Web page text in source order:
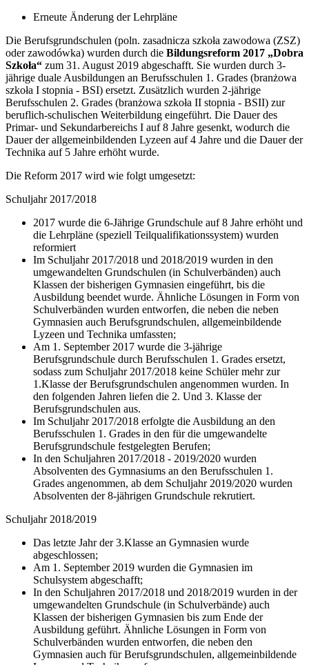
Erneute Änderung der Lehrpläne
Die Berufsgrundschulen (poln. zasadnicza szkoła zawodowa (ZSZ)
oder zawodówka) wurden durch die Bildungsreform 2017 „Dobra
Szkoła“ zum 31. August 2019 abgeschafft. Sie wurden durch 3-
jährige duale Ausbildungen an Berufsschulen 1. Grades (branżowa
szkoła I stopnia - BSI) ersetzt. Zusätzlich wurden 2-jährige
Berufsschulen 2. Grades (branżowa szkoła II stopnia - BSII) zur
beruflich-schulischen Weiterbildung eingeführt. Die Dauer des
Primar- und Sekundarbereichs I auf 8 Jahre gesenkt, wodurch die
Dauer der allgemeinbildenden Lyzeen auf 4 Jahre und die Dauer der
Technika auf 5 Jahre erhöht wurde.
Die Reform 2017 wird wie folgt umgesetzt:
Schuljahr 2017/2018
2017 wurde die 6-Jährige Grundschule auf 8 Jahre erhöht und
die Lehrpläne (speziell Teilqualifikationssystem) wurden
reformiert
Im Schuljahr 2017/2018 und 2018/2019 wurden in den
umgewandelten Grundschulen (in Schulverbänden) auch
Klassen der bisherigen Gymnasien eingeführt, bis die
Ausbildung beendet wurde. Ähnliche Lösungen in Form von
Schulverbänden wurden entworfen, die neben die neben
Gymnasien auch Berufsgrundschulen, allgemeinbildende
Lyzeen und Technika umfassten;
Am 1. September 2017 wurde die 3-jährige
Berufsgrundschule durch Berufsschulen 1. Grades ersetzt,
sodass zum Schuljahr 2017/2018 keine Schüler mehr zur
1.Klasse der Berufsgrundschulen angenommen wurden. In
den folgenden Jahren liefen die 2. Und 3. Klasse der
Berufsgrundschulen aus.
Im Schuljahr 2017/2018 erfolgte die Ausbildung an den
Berufsschulen 1. Grades in den für die umgewandelte
Berufsgrundschule festgelegten Berufen;
In den Schuljahren 2017/2018 - 2019/2020 wurden
Absolventen des Gymnasiums an den Berufsschulen 1.
Grades angenommen, ab dem Schuljahr 2019/2020 wurden
Absolventen der 8-jährigen Grundschule rekrutiert.
Schuljahr 2018/2019
Das letzte Jahr der 3.Klasse an Gymnasien wurde
abgeschlossen;
Am 1. September 2019 wurden die Gymnasien im
Schulsystem abgeschafft;
In den Schuljahren 2017/2018 und 2018/2019 wurden in der
umgewandelten Grundschule (in Schulverbände) auch
Klassen der bisherigen Gymnasien bis zum Ende der
Ausbildung geführt. Ähnliche Lösungen in Form von
Schulverbänden wurden entworfen, die neben den
Gymnasien auch für Berufsgrundschulen, allgemeinbildende